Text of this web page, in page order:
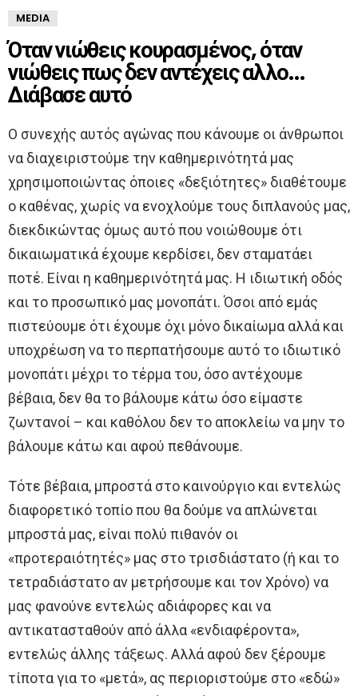
MEDIA
Όταν νιώθεις κουρασμένος, όταν
νιώθεις πως δεν αντέχεις αλλο…
Διάβασε αυτό
Ο συνεχής αυτός αγώνας που κάνουμε οι άνθρωποι
να διαχειριστούμε την καθημερινότητά μας
χρησιμοποιώντας όποιες «δεξιότητες» διαθέτουμε
ο καθένας, χωρίς να ενοχλούμε τους διπλανούς μας,
διεκδικώντας όμως αυτό που νοιώθουμε ότι
δικαιωματικά έχουμε κερδίσει, δεν σταματάει
ποτέ. Είναι η καθημερινότητά μας. Η ιδιωτική οδός
και το προσωπικό μας μονοπάτι. Όσοι από εμάς
πιστεύουμε ότι έχουμε όχι μόνο δικαίωμα αλλά και
υποχρέωση να το περπατήσουμε αυτό το ιδιωτικό
μονοπάτι μέχρι το τέρμα του, όσο αντέχουμε
βέβαια, δεν θα το βάλουμε κάτω όσο είμαστε
ζωντανοί – και καθόλου δεν το αποκλείω να μην το
βάλουμε κάτω και αφού πεθάνουμε.
Τότε βέβαια, μπροστά στο καινούργιο και εντελώς
διαφορετικό τοπίο που θα δούμε να απλώνεται
μπροστά μας, είναι πολύ πιθανόν οι
«προτεραιότητές» μας στο τρισδιάστατο (ή και το
τετραδιάστατο αν μετρήσουμε και τον Χρόνο) να
μας φανούνε εντελώς αδιάφορες και να
αντικατασταθούν από άλλα «ενδιαφέροντα»,
εντελώς άλλης τάξεως. Αλλά αφού δεν ξέρουμε
τίποτα για το «μετά», ας περιοριστούμε στο «εδώ»